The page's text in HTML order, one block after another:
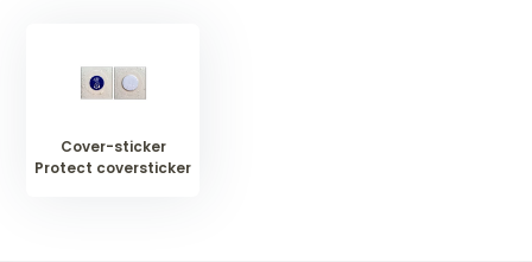
Cover-sticker
Protect coversticker